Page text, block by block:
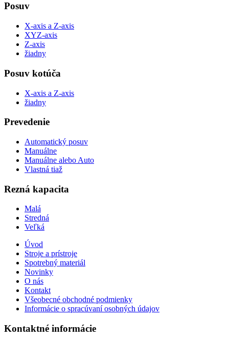
Posuv
X-axis a Z-axis
XYZ-axis
Z-axis
žiadny
Posuv kotúča
X-axis a Z-axis
žiadny
Prevedenie
Automatický posuv
Manuálne
Manuálne alebo Auto
Vlastná tiaž
Rezná kapacita
Malá
Stredná
Veľká
Úvod
Stroje a prístroje
Spotrebný materiál
Novinky
O nás
Kontakt
Všeobecné obchodné podmienky
Informácie o spracúvaní osobných údajov
Kontaktné informácie